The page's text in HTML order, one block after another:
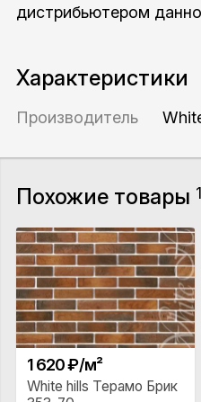
дистрибьютером
Характеристики
Производитель
Похожие товары
1 620 ₽/м²
White hills Терамо Брик